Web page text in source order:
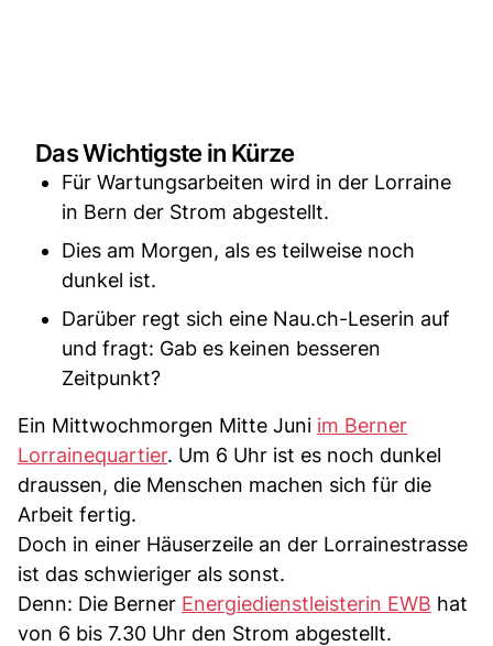
Das Wichtigste in Kürze
Für Wartungsarbeiten wird in der Lorraine
in Bern der Strom abgestellt.
Dies am Morgen, als es teilweise noch
dunkel ist.
Darüber regt sich eine Nau.ch-Leserin auf
und fragt: Gab es keinen besseren
Zeitpunkt?
Ein Mittwochmorgen Mitte Juni im Berner
Lorrainequartier. Um 6 Uhr ist es noch dunkel
draussen, die Menschen machen sich für die
Arbeit fertig.
Doch in einer Häuserzeile an der Lorrainestrasse
ist das schwieriger als sonst.
Denn: Die Berner Energiedienstleisterin EWB hat
von 6 bis 7.30 Uhr den Strom abgestellt.